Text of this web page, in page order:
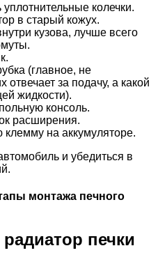
колечки.
в старый кожух.
кузова, лучше всего
(главное, не
отвечает за подачу, а какой
жидкости).
консоль.
расширения.
на аккумуляторе.
и убедиться в
монтажа печного
печки